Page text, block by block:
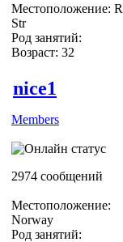
Местоположение:
Str
Род занятий:
Возраст: 32
nice1
Members
2974 сообщений
Местоположение:
Norway
Род занятий: